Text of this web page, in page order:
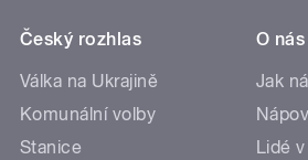
Český rozhlas
Válka na Ukrajině
Komunální volby
Stanice
O nás
Jak
Lidé